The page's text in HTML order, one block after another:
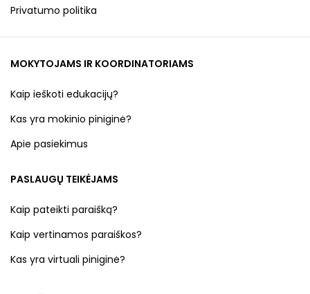
Privatumo politika
MOKYTOJAMS IR KOORDINATORIAMS
Kaip ieškoti edukacijų?
Kas yra mokinio piniginė?
Apie pasiekimus
PASLAUGŲ TEIKĖJAMS
Kaip pateikti paraišką?
Kaip vertinamos paraiškos?
Kas yra virtuali piniginė?